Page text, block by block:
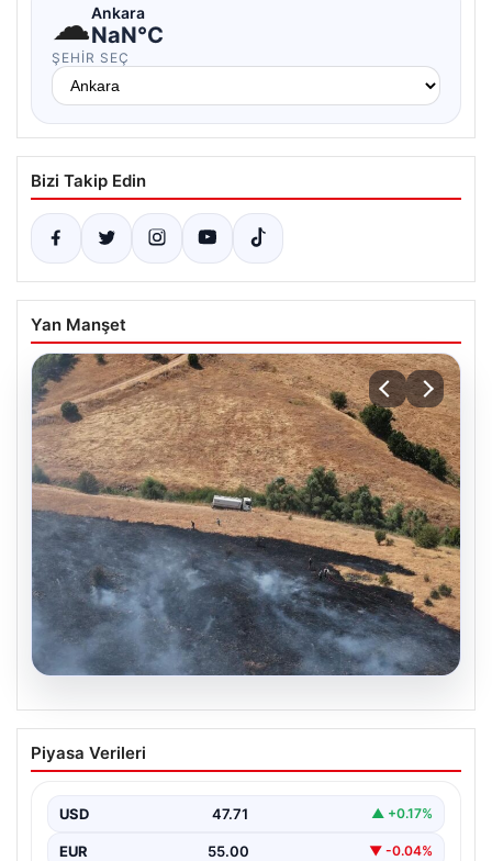
☁Ankara
NaN°C
ŞEHIR SEÇ
Bizi Takip Edin
Yan Manşet
Tunceli’de otluk yangını ormanlık alana
sıçramadan kontrol altına alındı
arasında bulunan otlaklık bölgede henüz
belirlenemeyen bir nedenle…
Piyasa Verileri
USD 47.71 ▲ +0.17%
EUR 55.00 ▼ -0.04%